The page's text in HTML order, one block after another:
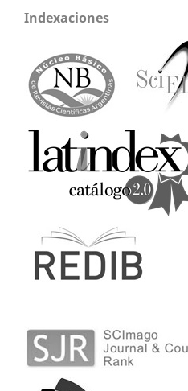
Indexaciones